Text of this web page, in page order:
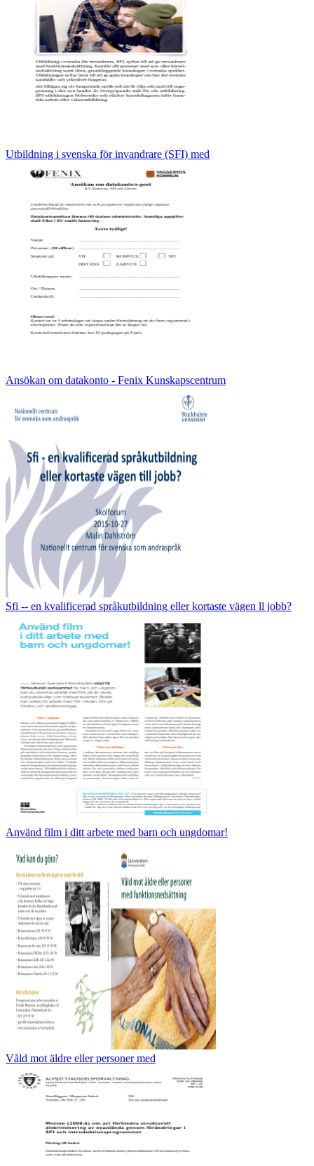
Utbildning i svenska för invandrare (SFI) med
Ansökan om datakonto - Fenix Kunskapscentrum
Sfi -‐ en kvalificerad språkutbildning eller kortaste vägen ll jobb?
Använd film i ditt arbete med barn och ungdomar!
Våld mot äldre eller personer med